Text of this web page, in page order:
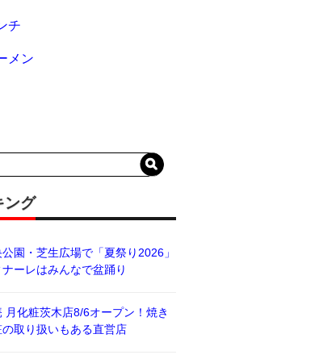
チ
メン
ング
園・芝生広場で「夏祭り2026」
ーレはみんなで盆踊り
月化粧茨木店8/6オープン！焼き
取り扱いもある直営店